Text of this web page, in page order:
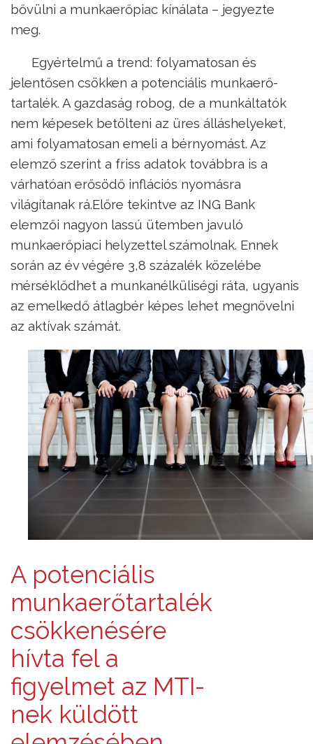
bővülni a munkaerőpiac kínálata – jegyezte
meg.
Egyértelmű a trend: folyamatosan és
jelentősen csökken a potenciális munkaerő-
tartalék. A gazdaság robog, de a munkáltatók
nem képesek betölteni az üres álláshelyeket,
ami folyamatosan emeli a bérnyomást. Az
elemző szerint a friss adatok továbbra is a
várhatóan erősödő inflációs nyomásra
világítanak rá.Előre tekintve az ING Bank
elemzői nagyon lassú ütemben javuló
munkaerőpiaci helyzettel számolnak. Ennek
során az év végére 3,8 százalék közelébe
mérséklődhet a munkanélküliségi ráta, ugyanis
az emelkedő átlagbér képes lehet megnövelni
az aktívak számát.
A potenciális
munkaerőtartalék
csökkenésére
hívta fel a
figyelmet az MTI-
nek küldött